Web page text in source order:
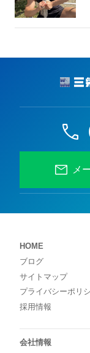
メ
HOME
ブログ
サイトマップ
プライバシーポリ
採用情報
会社情報